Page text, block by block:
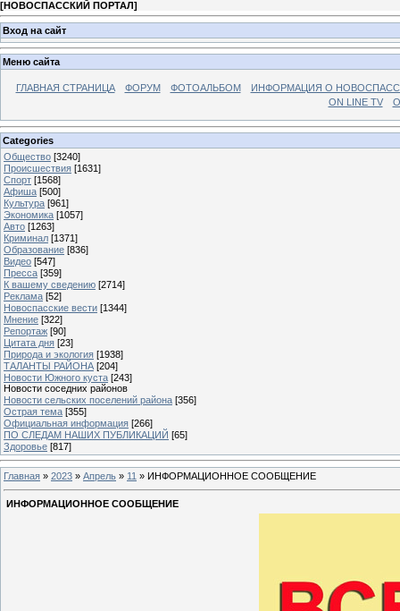
[НОВОСПАССКИЙ ПОРТАЛ]
Вход на сайт
Меню сайта
ГЛАВНАЯ СТРАНИЦА ФОРУМ ФОТОАЛЬБОМ
ИНФОРМАЦИЯ О
ON LINE TV
Categories
Общество [3240]
Происшествия [1631]
Спорт [1568]
Афиша [500]
Культура [961]
Экономика [1057]
Авто [1263]
Криминал [1371]
Образование [836]
Видео [547]
Пресса [359]
К вашему сведению [2714]
Реклама [52]
Новоспасские вести [1344]
Мнение [322]
Репортаж [90]
Цитата дня [23]
Природа и экология [1938]
ТАЛАНТЫ РАЙОНА [204]
Новости Южного куста [243]
Новости соседних районов
Новости сельских поселений района [356]
Острая тема [355]
Официальная информация [266]
ПО СЛЕДАМ НАШИХ ПУБЛИКАЦИЙ [65]
Здоровье [817]
Главная » 2023 » Апрель » 11 » ИНФОРМАЦИОННОЕ СООБЩЕНИЕ
ИНФОРМАЦИОННОЕ СООБЩЕНИЕ